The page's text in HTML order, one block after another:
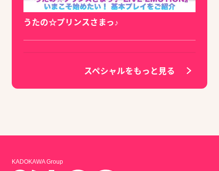
うたの☆プリンスさまっ♪
スペシャルをもっと見る
KADOKAWA Group